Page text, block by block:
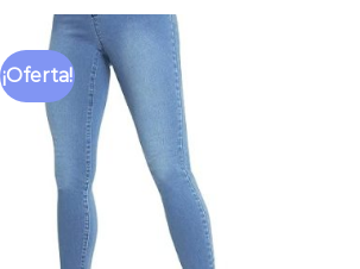
¡Oferta!
Añadir
lista
deseos